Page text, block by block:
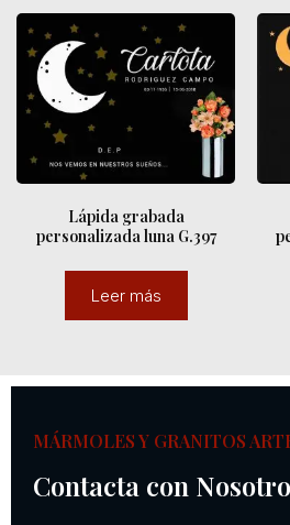
Lápida grabada
personalizada luna G.397
Leer más
MÁRMOLES Y GRANITOS
Contacta con